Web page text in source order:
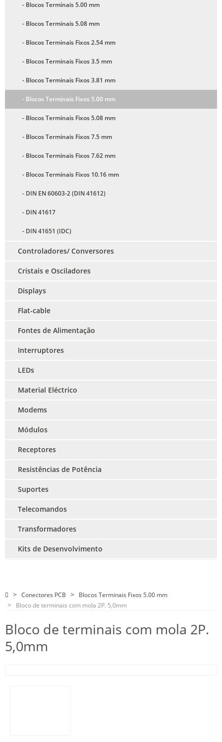
- Blocos Terminais 5.00 mm
- Blocos Terminais 5.08 mm
- Blocos Terminais Fixos 2.54 mm
- Blocos Terminais Fixos 3.5 mm
- Blocos Terminais Fixos 3.81 mm
- Blocos Terminais Fixos 5.00 mm
- Blocos Terminais Fixos 5.08 mm
- Blocos Terminais Fixos 7.5 mm
- Blocos Terminais Fixos 7.62 mm
- Blocos Terminais Fixos 10.16 mm
- DIN EN 60603-2 (DIN 41612)
- DIN 41617
- DIN 41651 (IDC)
Controladores/ Conversores
Cristais e Osciladores
Displays
Flat-cable
Fontes de Alimentação
Interruptores
LEDs
Material Eléctrico
Modems
Módulos
Receptores
Resistências de Potência
Suportes
Telecomandos
Transformadores
Kits de Desenvolvimento
Conectores PCB
Blocos Terminais Fixos 5.00 mm
Bloco de terminais com mola 2P. 5,0mm
Bloco de terminais com mola 2P.
5,0mm